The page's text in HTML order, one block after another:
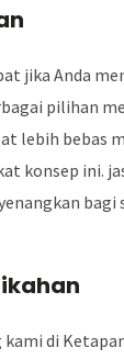
jika Anda
pilihan
lebih bebas
konsep ini.
di